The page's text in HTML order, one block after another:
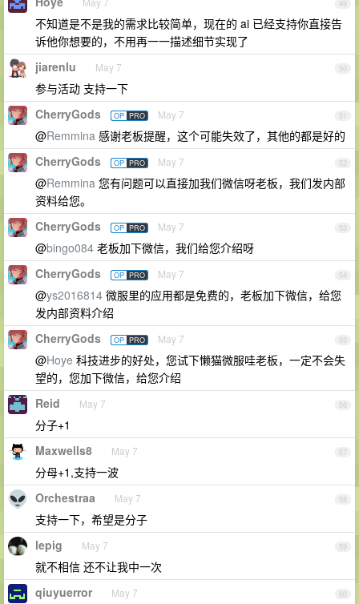
49
不知道是不是我的需求比较简单，现在的 ai 已经支持你直接告
诉他你想要的，不用再一一描述细节实现了
50
jiarenlu May 7
参与活动 支持一下
51
CherryGods OP PRO May 7
@Remmina 感谢老板提醒，这个可能失效了，其他的都是好的
52
CherryGods OP PRO May 7
@Remmina 您有问题可以直接加我们微信呀老板，我们发内部
资料给您。
53
CherryGods OP PRO May 7
@bingo084 老板加下微信，我们给您介绍呀
54
CherryGods OP PRO May 7
@ys2016814 微服里的应用都是免费的，老板加下微信，给您
发内部资料介绍
55
CherryGods OP PRO May 7
@Hoye 科技进步的好处，您试下懒猫微服哇老板，一定不会失
望的，您加下微信，给您介绍
56
Reid May 7
分子+1
57
Maxwells8 May 7
分母+1,支持一波
58
Orchestraa May 7
支持一下，希望是分子
59
lepig May 7
就不相信 还不让我中一次
60
qiuyuerror May 7